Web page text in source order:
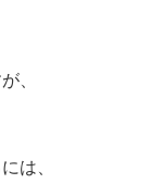
、
は、